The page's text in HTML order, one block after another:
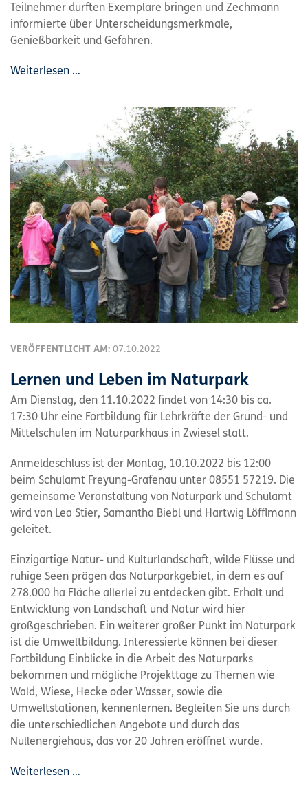
Teilnehmer durften Exemplare bringen und Zechmann
informierte über Unterscheidungsmerkmale,
Genießbarkeit und Gefahren.
Weiterlesen …
VERÖFFENTLICHT AM: 07.10.2022
Lernen und Leben im Naturpark
Am Dienstag, den 11.10.2022 findet von 14:30 bis ca.
17:30 Uhr eine Fortbildung für Lehrkräfte der Grund- und
Mittelschulen im Naturparkhaus in Zwiesel statt.
Anmeldeschluss ist der Montag, 10.10.2022 bis 12:00
beim Schulamt Freyung-Grafenau unter 08551 57219. Die
gemeinsame Veranstaltung von Naturpark und Schulamt
wird von Lea Stier, Samantha Biebl und Hartwig Löfflmann
geleitet.
Einzigartige Natur- und Kulturlandschaft, wilde Flüsse und
ruhige Seen prägen das Naturparkgebiet, in dem es auf
278.000 ha Fläche allerlei zu entdecken gibt. Erhalt und
Entwicklung von Landschaft und Natur wird hier
großgeschrieben. Ein weiterer großer Punkt im Naturpark
ist die Umweltbildung. Interessierte können bei dieser
Fortbildung Einblicke in die Arbeit des Naturparks
bekommen und mögliche Projekttage zu Themen wie
Wald, Wiese, Hecke oder Wasser, sowie die
Umweltstationen, kennenlernen. Begleiten Sie uns durch
die unterschiedlichen Angebote und durch das
Nullenergiehaus, das vor 20 Jahren eröffnet wurde.
Weiterlesen …